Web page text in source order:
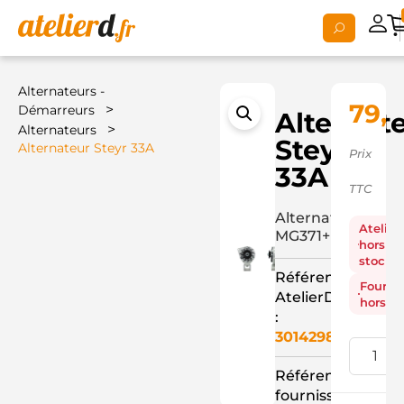
Alternateurs -
Démarreurs
>
Alternateurs >
Alternateur Steyr 33A
Steyr
33A
Alternateur
MG371+
Référence
AtelierD
:
3014298
Référence
fournisseur
Prix
TTC
Atelier
hors
stock
hors